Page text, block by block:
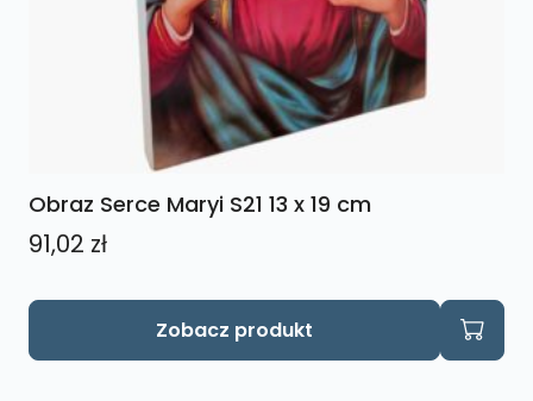
Obraz Serce Maryi S21 13 x 19 cm
91,02 zł
Zobacz produkt